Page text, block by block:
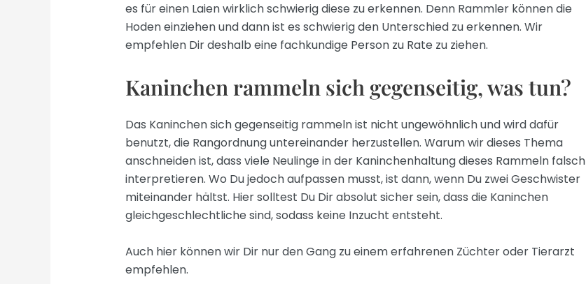
es für einen Laien wirklich schwierig diese zu erkennen. Denn Rammler können die
Hoden einziehen und dann ist es schwierig den Unterschied zu erkennen. Wir
empfehlen Dir deshalb eine fachkundige Person zu Rate zu ziehen.
Kaninchen rammeln sich gegenseitig, was tun?
Das Kaninchen sich gegenseitig rammeln ist nicht ungewöhnlich und wird dafür
benutzt, die Rangordnung untereinander herzustellen. Warum wir dieses Thema
anschneiden ist, dass viele Neulinge in der Kaninchenhaltung dieses Rammeln falsch
interpretieren. Wo Du jedoch aufpassen musst, ist dann, wenn Du zwei Geschwister
miteinander hältst. Hier solltest Du Dir absolut sicher sein, dass die Kaninchen
gleichgeschlechtliche sind, sodass keine Inzucht entsteht.
Auch hier können wir Dir nur den Gang zu einem erfahrenen Züchter oder Tierarzt
empfehlen.